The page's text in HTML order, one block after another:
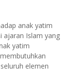
anak yatim
ajaran Islam yang
yatim
elemen